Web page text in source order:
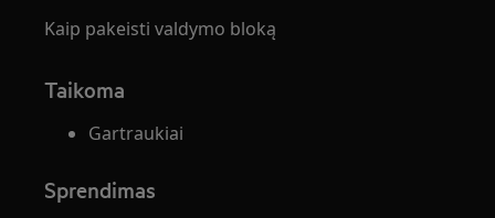
Kaip pakeisti valdymo bloką
Taikoma
Gartraukiai
Sprendimas